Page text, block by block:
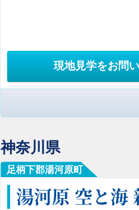
現地見学をお問
神奈川県
足柄下郡湯河原町
湯河原 空と海